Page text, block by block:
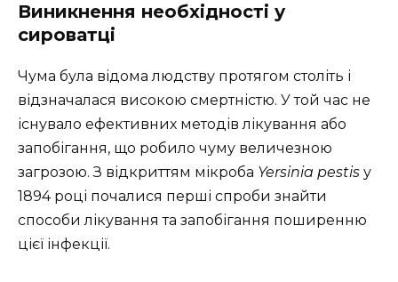
Виникнення необхідності у
сироватці
Чума була відома людству протягом століть і
відзначалася високою смертністю. У той час не
існувало ефективних методів лікування або
запобігання, що робило чуму величезною
загрозою. З відкриттям мікроба Yersinia pestis у
1894 році почалися перші спроби знайти
способи лікування та запобігання поширенню
цієї інфекції.